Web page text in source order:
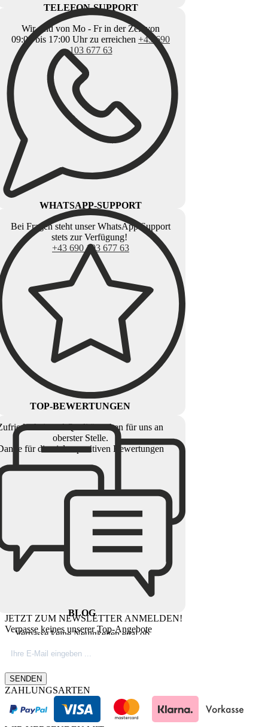
TELEFON-SUPPORT
Wir sind von Mo - Fr in der Zeit von
09:00 bis 17:00 Uhr zu erreichen +43 690
103 677 63
WHATSAPP-SUPPORT
Bei Fragen steht unser WhatsApp Support
stets zur Verfügung!
+43 690 103 677 63
TOP-BEWERTUNGEN
und Qualität stehen für uns an
oberster Stelle.
für die vielen positiven Bewertungen
BLOG
Verpasse keine Neuigkeiten egal ob
Firmeninfos. Besuche unseren Blog.
JETZT ZUM NEWSLETTER ANMELDEN!
Verpasse keines unserer Top-Angebote
SENDEN
ZAHLUNGSARTEN